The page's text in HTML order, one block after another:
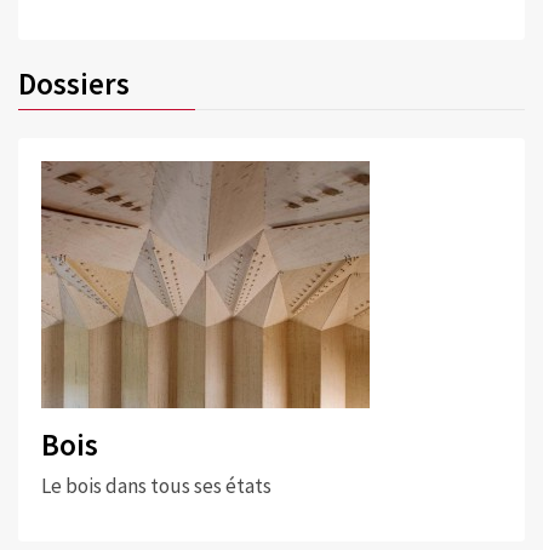
Dossiers
Bois
Le bois dans tous ses états